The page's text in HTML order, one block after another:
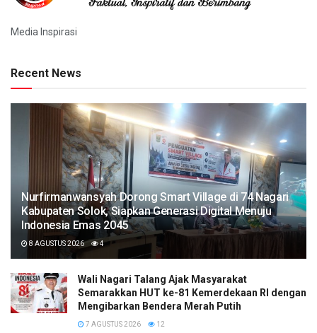
Media Inspirasi
Recent News
Nurfirmanwansyah Dorong Smart Village di 74 Nagari
Kabupaten Solok, Siapkan Generasi Digital Menuju
Indonesia Emas 2045
8 AGUSTUS 2026 4
Wali Nagari Talang Ajak Masyarakat
Semarakkan HUT ke-81 Kemerdekaan RI dengan
Mengibarkan Bendera Merah Putih
7 AGUSTUS 2026 12